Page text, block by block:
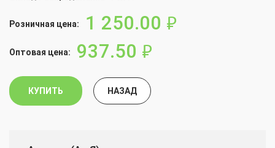
Розничная цена: 1 250.00 руб.
Оптовая цена: 937.50 руб.
КУПИТЬ НАЗАД